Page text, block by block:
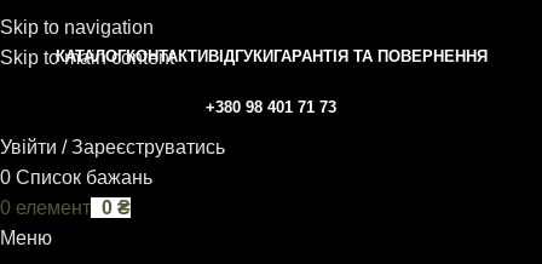
Skip to navigation
Skip to main content
КАТАЛОГКОНТАКТИВІДГУКИГАРАНТІЯ ТА ПОВЕРНЕННЯ
+380 98 401 71 73
Увійти / Зареєструватись
0 Список бажань
0 елемент 0 ₴
Меню